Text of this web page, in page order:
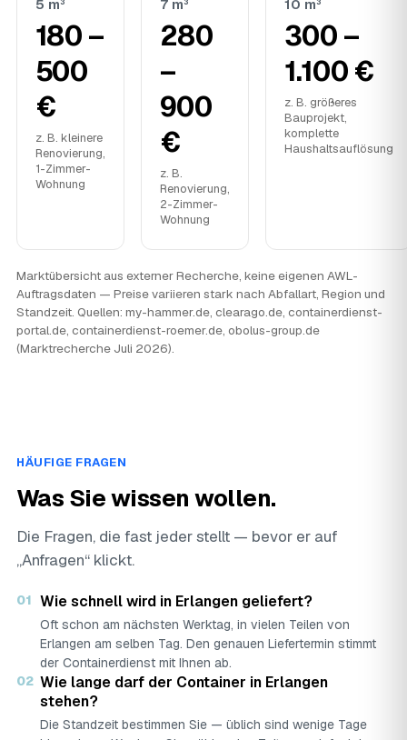
5 m³
180 –
500
€
z. B. kleinere
Renovierung,
1-Zimmer-
Wohnung
7 m³
280
–
900
€
z. B.
Renovierung,
2-Zimmer-
Wohnung
10 m³
300 –
1.100 €
z. B. größeres
Bauprojekt,
komplette
Haushaltsauflösung
Marktübersicht aus externer Recherche, keine eigenen AWL-
Auftragsdaten — Preise variieren stark nach Abfallart, Region und
Standzeit. Quellen: my-hammer.de, clearago.de, containerdienst-
portal.de, containerdienst-roemer.de, obolus-group.de
(Marktrecherche Juli 2026).
HÄUFIGE FRAGEN
Was Sie wissen wollen.
Die Fragen, die fast jeder stellt — bevor er auf
„Anfragen“ klickt.
01 Wie schnell wird in Erlangen geliefert?
Oft schon am nächsten Werktag, in vielen Teilen von
Erlangen am selben Tag. Den genauen Liefertermin stimmt
der Containerdienst mit Ihnen ab.
02 Wie lange darf der Container in Erlangen
stehen?
Die Standzeit bestimmen Sie — üblich sind wenige Tage